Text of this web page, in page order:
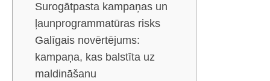
Surogātpasta kampaņas un
ļaunprogrammatūras risks
Galīgais novērtējums:
kampaņa, kas balstīta uz
maldināšanu